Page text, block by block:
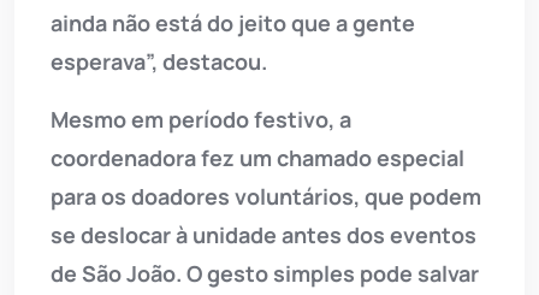
ainda não está do jeito que a gente
esperava”, destacou.
Mesmo em período festivo, a
coordenadora fez um chamado especial
para os doadores voluntários, que podem
se deslocar à unidade antes dos eventos
de São João. O gesto simples pode salvar